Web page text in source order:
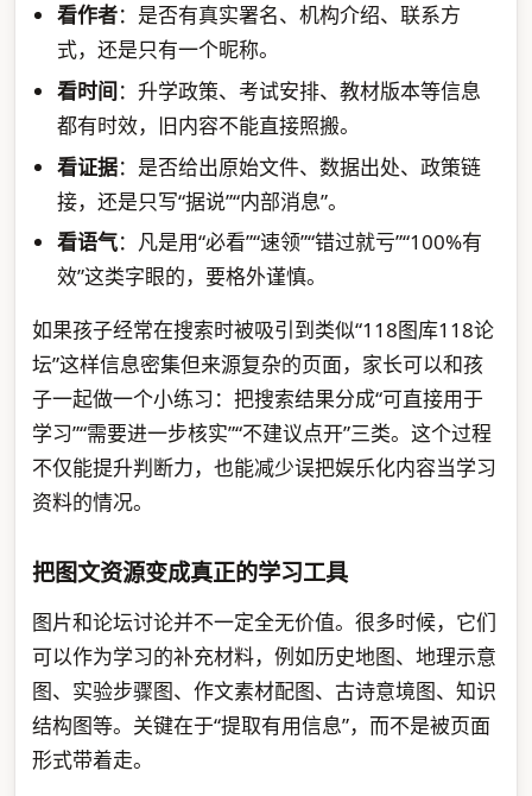
看作者：是否有真实署名、机构介绍、联系方
式，还是只有一个昵称。
看时间：升学政策、考试安排、教材版本等信息
都有时效，旧内容不能直接照搬。
看证据：是否给出原始文件、数据出处、政策链
接，还是只写“据说”“内部消息”。
看语气：凡是用“必看”“速领”“错过就亏”“100%有
效”这类字眼的，要格外谨慎。
如果孩子经常在搜索时被吸引到类似“118图库118论
坛”这样信息密集但来源复杂的页面，家长可以和孩
子一起做一个小练习：把搜索结果分成“可直接用于
学习”“需要进一步核实”“不建议点开”三类。这个过程
不仅能提升判断力，也能减少误把娱乐化内容当学习
资料的情况。
把图文资源变成真正的学习工具
图片和论坛讨论并不一定全无价值。很多时候，它们
可以作为学习的补充材料，例如历史地图、地理示意
图、实验步骤图、作文素材配图、古诗意境图、知识
结构图等。关键在于“提取有用信息”，而不是被页面
形式带着走。